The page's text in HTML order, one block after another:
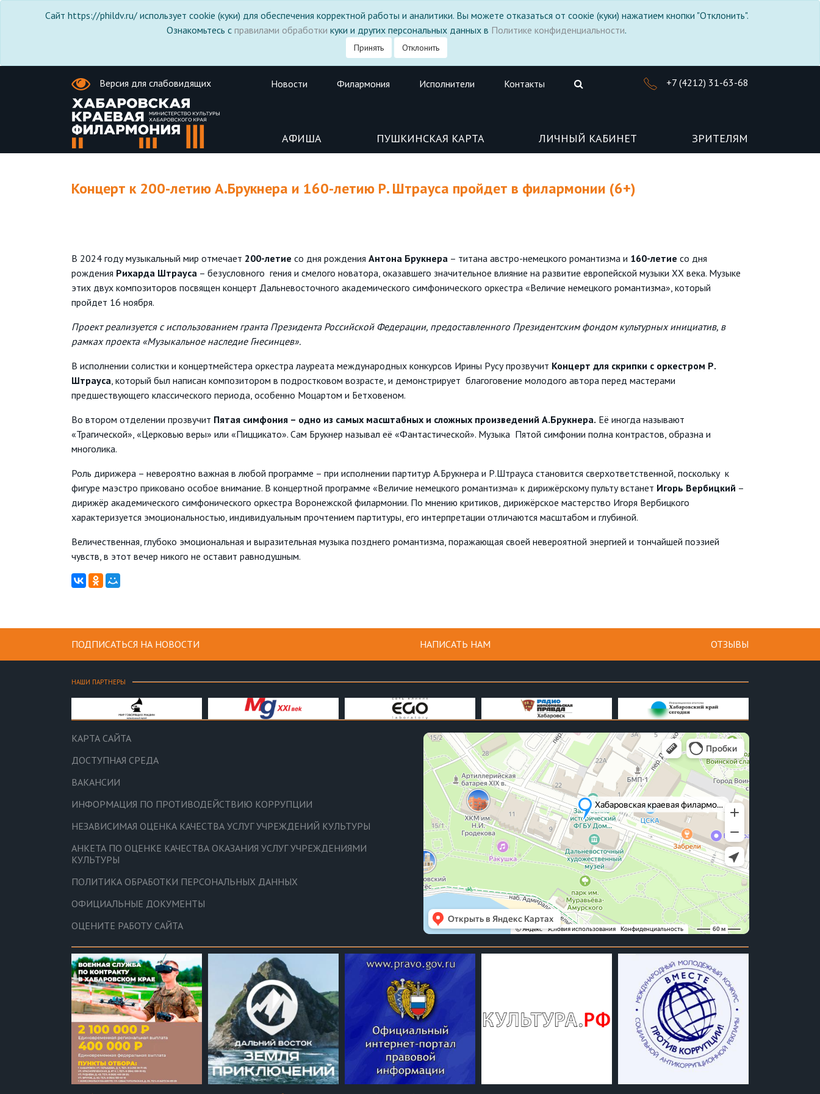
Сайт https://phildv.ru/ использует cookie (куки) для обеспечения корректной работы и аналитики. Вы можете отказаться от соокіе (куки) нажатием кнопки "Отклонить".
Ознакомьтесь с правилами обработки куки и других персональных данных в Политике конфиденциальности.
Принять Отклонить
Версия для слабовидящих Новости Филармония Исполнители Контакты +7 (4212) 31-63-68
АФИША ПУШКИНСКАЯ КАРТА ЛИЧНЫЙ КАБИНЕТ ЗРИТЕЛЯМ
Концерт к 200-летию А.Брукнера и 160-летию Р. Штрауса пройдет в филармонии (6+)
В 2024 году музыкальный мир отмечает 200-летие со дня рождения Антона Брукнера – титана австро-немецкого романтизма и 160-летие со дня
рождения Рихарда Штрауса – безусловного гения и смелого новатора, оказавшего значительное влияние на развитие европейской музыки XX века. Музыке
этих двух композиторов посвящен концерт Дальневосточного академического симфонического оркестра «Величие немецкого романтизма», который
пройдет 16 ноября.
Проект реализуется с использованием гранта Президента Российской Федерации, предоставленного Президентским фондом культурных инициатив, в
рамках проекта «Музыкальное наследие Гнесинцев».
В исполнении солистки и концертмейстера оркестра лауреата международных конкурсов Ирины Русу прозвучит Концерт для скрипки с оркестром Р.
Штрауса , который был написан композитором в подростковом возрасте, и демонстрирует благоговение молодого автора перед мастерами
предшествующего классического периода, особенно Моцартом и Бетховеном.
Во втором отделении прозвучит Пятая симфония – одно из самых масштабных и сложных произведений А.Брукнера. Её иногда называют
«Трагической», «Церковью веры» или «Пиццикато». Сам Брукнер называл её «Фантастической». Музыка Пятой симфонии полна контрастов, образна и
многолика.
Роль дирижера – невероятно важная в любой программе – при исполнении партитур А.Брукнера и Р.Штрауса становится сверхответственной, поскольку к
фигуре маэстро приковано особое внимание. В концертной программе «Величие немецкого романтизма» к дирижёрскому пульту встанет Игорь Вербицкий –
дирижёр академического симфонического оркестра Воронежской филармонии. По мнению критиков, дирижёрское мастерство Игоря Вербицкого
характеризуется эмоциональностью, индивидуальным прочтением партитуры, его интерпретации отличаются масштабом и глубиной.
Величественная, глубоко эмоциональная и выразительная музыка позднего романтизма, поражающая своей невероятной энергией и тончайшей поэзией
чувств, в этот вечер никого не оставит равнодушным.
ПОДПИСАТЬСЯ НА НОВОСТИ НАПИСАТЬ НАМ ОТЗЫВЫ
НАШИ ПАРТНЕРЫ
КАРТА САЙТА
ДОСТУПНАЯ СРЕДА
ВАКАНСИИ
ИНФОРМАЦИЯ ПО ПРОТИВОДЕЙСТВИЮ КОРРУПЦИИ
НЕЗАВИСИМАЯ ОЦЕНКА КАЧЕСТВА УСЛУГ УЧРЕЖДЕНИЙ КУЛЬТУРЫ
АНКЕТА ПО ОЦЕНКЕ КАЧЕСТВА ОКАЗАНИЯ УСЛУГ УЧРЕЖДЕНИЯМИ
КУЛЬТУРЫ
ПОЛИТИКА ОБРАБОТКИ ПЕРСОНАЛЬНЫХ ДАННЫХ
ОФИЦИАЛЬНЫЕ ДОКУМЕНТЫ
ОЦЕНИТЕ РАБОТУ САЙТА